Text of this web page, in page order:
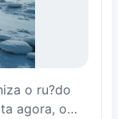
o ru?do
agora, o